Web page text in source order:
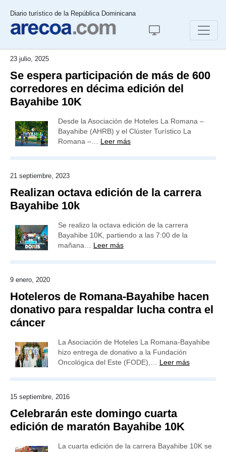
Diario turístico de la República Dominicana
23 julio, 2025
Se espera participación de más de 600
corredores en décima edición del
Bayahibe 10K
Desde la Asociación de Hoteles La Romana –
Bayahibe (AHRB) y el Clúster Turístico La
Romana –… Leer más
21 septiembre, 2023
Realizan octava edición de la carrera
Bayahibe 10k
Se realizo la octava edición de la carrera
Bayahibe 10K, partiendo a las 7:00 de la
mañana… Leer más
9 enero, 2020
Hoteleros de Romana-Bayahibe hacen
donativo para respaldar lucha contra el
cáncer
La Asociación de Hoteles La Romana-Bayahibe
hizo entrega de donativo a la Fundación
Oncológica del Este (FODE),… Leer más
15 septiembre, 2016
Celebrarán este domingo cuarta
edición de maratón Bayahibe 10K
La cuarta edición de la carrera Bayahibe 10K se